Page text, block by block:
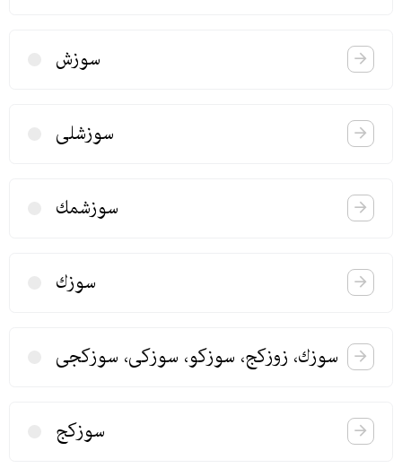
سوزش
سوزشلی
سوزشمك
سوزك
سوزك، زوزكج، سوزكو، سوزكی، سوزكجی
سوزكج